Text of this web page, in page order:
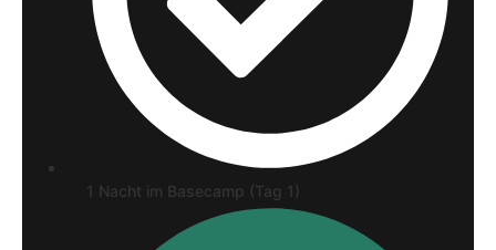
1 Nacht im Basecamp (Tag 1)